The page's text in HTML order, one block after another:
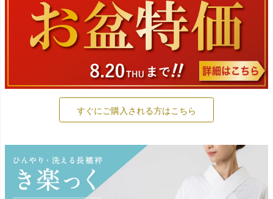
すぐにご購入される方はこちら